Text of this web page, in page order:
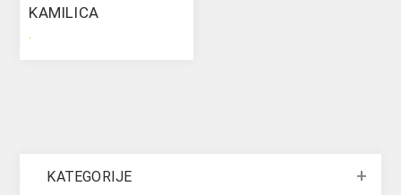
KAMILICA
KATEGORIJE